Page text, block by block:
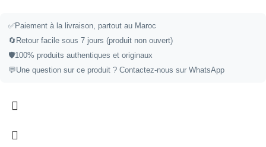
✅Paiement à la livraison, partout au Maroc
🔄 Retour facile sous 7 jours (produit non ouvert)
🛡️100% produits authentiques et originaux
💬Une question sur ce produit ? Contactez-nous sur WhatsApp